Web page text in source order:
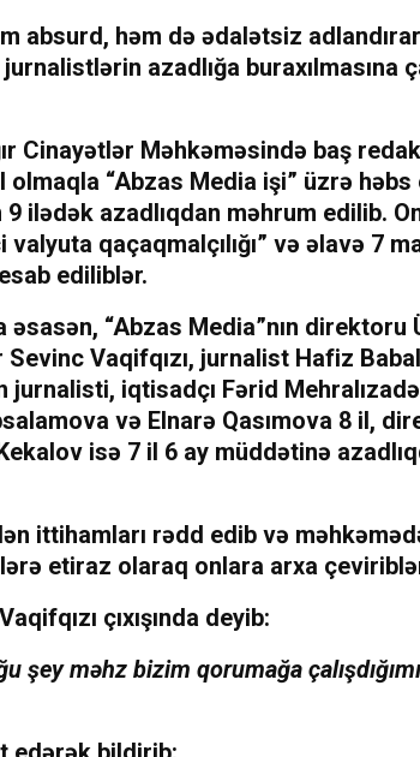
absurd, həm də ədalətsiz
azadlığa buraxılmasına
Cinayətlər Məhkəməsində baş
olmaqla “Abzas Media işi” üzrə həbs
ilədək azadlıqdan məhrum edilib.
qaçaqmalçılığı” və əlavə 7
ediliblər.
əsasən, “Abzas Media”nın direktoru
Vaqifqızı, jurnalist Hafiz
jurnalisti, iqtisadçı Fərid
və Elnarə Qasımova 8 il,
isə 7 il 6 ay müddətinə
ittihamları rədd edib və
etiraz olaraq onlara arxa
çıxışında deyib:
şey məhz bizim qorumağa